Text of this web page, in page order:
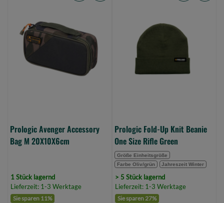
Accessory
20X10X6cm
Prologic Avenger Accessory
Bag M 20X10X6cm
1 Stück lagernd
Lieferzeit: 1-3 Werktage
Sie sparen 11%
0)
Prologic Fold-Up Knit Beanie
One Size Rifle Green
Größe Einheitsgröße
Farbe Oliv/grün
Jahreszeit Winter
> 5 Stück lagernd
Lieferzeit: 1-3 Werktage
Sie sparen 27%